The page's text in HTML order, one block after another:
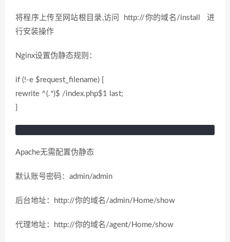
将程序上传至网站根目录,访问 http://你的域名/install 进
行安装操作
Nginx设置伪静态规则：
if (!-e $request_filename) {
rewrite ^(.*)$ /index.php$1 last;
}
Apache无需配置伪静态
默认账号密码：admin/admin
后台地址：http://你的域名/admin/Home/show
代理地址：http://你的域名/agent/Home/show